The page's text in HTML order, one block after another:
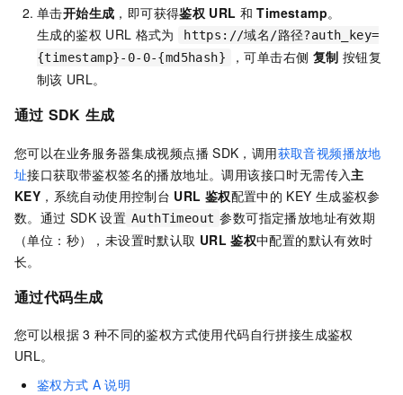
单击开始生成 ，即可获得鉴权 URL 和 Timestamp。
生成的鉴权 URL 格式为
https://域名/路径?auth_key=
{timestamp}-0-0-{md5hash}
，可单击右侧 复制 按钮复
制该 URL。
通过 SDK 生成
您可以在业务服务器集成视频点播 SDK，调用获取音视频播放地
址接口获取带鉴权签名的播放地址。调用该接口时无需传入 主
KEY ，系统自动使用控制台 URL 鉴权配置中的 KEY 生成鉴权参
数。通过 SDK 设置 AuthTimeout 参数可指定播放地址有效期
（单位：秒），未设置时默认取 URL 鉴权中配置的默认有效时
长。
通过代码生成
您可以根据 3 种不同的鉴权方式使用代码自行拼接生成鉴权
URL。
鉴权方式 A 说明